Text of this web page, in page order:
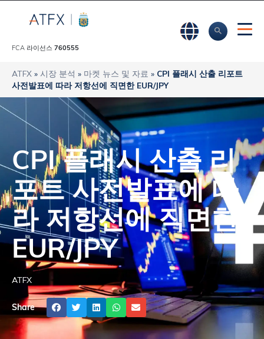
FCA 라이선스 760555
ATFX » 시장 분석 » 마켓 뉴스 및 자료 » CPI 플래시 산출 리포트
사전발표에 따라 저항선에 직면한 EUR/JPY
CPI 플래시 산출 리
포트 사전발표에 따
라 저항선에 직면한
EUR/JPY
ATFX
Share